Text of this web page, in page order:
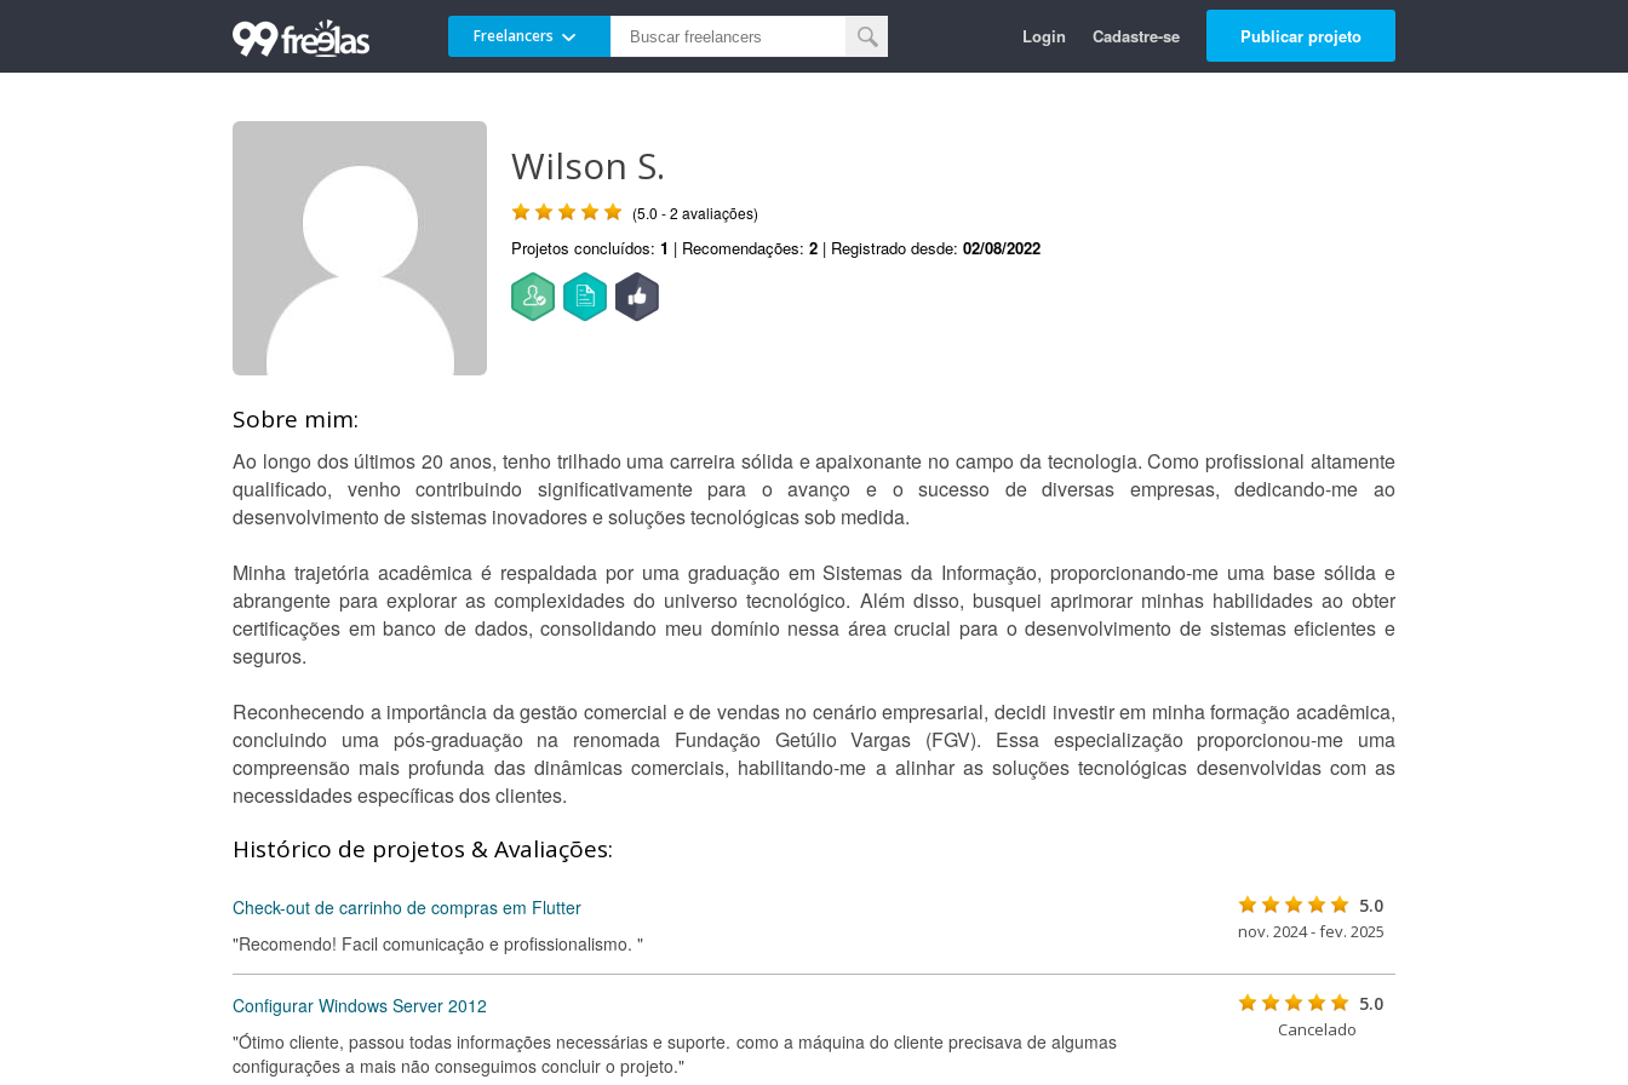
Freelancers Login Cadastre-se Publicar projeto
Wilson S.
(5.0 - 2 avaliações)
Projetos concluídos: 1 | Recomendações: 2 | Registrado desde: 02/08/2022
Sobre mim:
Ao longo dos últimos 20 anos, tenho trilhado uma carreira sólida e apaixonante no campo da tecnologia. Como profissional altamente
qualificado, venho contribuindo significativamente para o avanço e o sucesso de diversas empresas, dedicando-me ao
desenvolvimento de sistemas inovadores e soluções tecnológicas sob medida.
Minha trajetória acadêmica é respaldada por uma graduação em Sistemas da Informação, proporcionando-me uma base sólida e
abrangente para explorar as complexidades do universo tecnológico. Além disso, busquei aprimorar minhas habilidades ao obter
certificações em banco de dados, consolidando meu domínio nessa área crucial para o desenvolvimento de sistemas eficientes e
seguros.
Reconhecendo a importância da gestão comercial e de vendas no cenário empresarial, decidi investir em minha formação acadêmica,
concluindo uma pós-graduação na renomada Fundação Getúlio Vargas (FGV). Essa especialização proporcionou-me uma
compreensão mais profunda das dinâmicas comerciais, habilitando-me a alinhar as soluções tecnológicas desenvolvidas com as
necessidades específicas dos clientes.
Histórico de projetos & Avaliações:
Check-out de carrinho de compras em Flutter
"Recomendo! Facil comunicação e profissionalismo. "
5.0
nov. 2024 - fev. 2025
Configurar Windows Server 2012
"Ótimo cliente, passou todas informações necessárias e suporte. como a máquina do cliente precisava de algumas
configurações a mais não conseguimos concluir o projeto."
5.0
Cancelado